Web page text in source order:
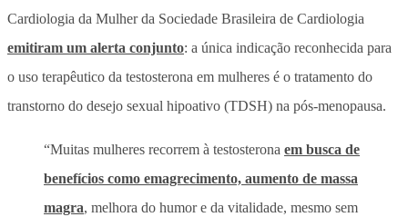
Cardiologia da Mulher da Sociedade Brasileira de Cardiologia
emitiram um alerta conjunto: a única indicação reconhecida para
o uso terapêutico da testosterona em mulheres é o tratamento do
transtorno do desejo sexual hipoativo (TDSH) na pós-menopausa.
“Muitas mulheres recorrem à testosterona em busca de
benefícios como emagrecimento, aumento de massa
magra, melhora do humor e da vitalidade, mesmo sem